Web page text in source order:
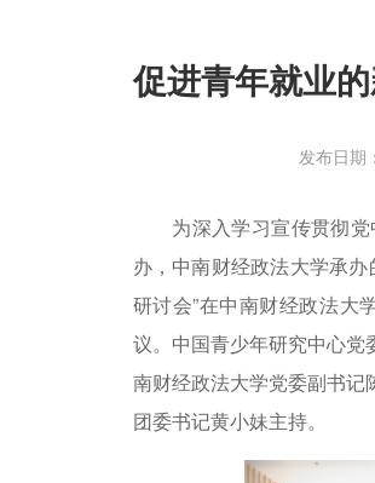
2026年“创青春”湖北青年创新创业大赛乡
2026年“湖北工匠杯”技能大赛——全省青年
2026年湖北省大学生志愿服务西部计划志
全省中学团组织书记培训班举办 [2026-07-
2026年“创青春”湖北青年创新创业大赛乡
促进青年就业
发布日
为深入学习宣传贯彻党
办，中南财经政法大学承
研讨会”在中南财经政法大
议。中国青少年研究中心
南财经政法大学党委副书
团委书记黄小妹主持。